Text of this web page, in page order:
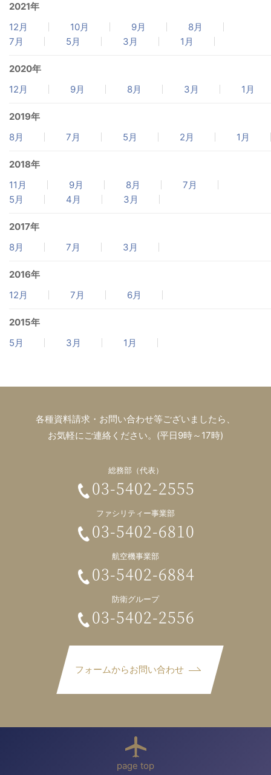
2021年
12月
10月 9月
8月
7月
5月 3月 1月
2020年
12月
9月 8月 3月 1月
2019年
8月
7月 5月 2月 1月
2018年
11月
9月 8月
7月
5月
4月 3月
2017年
8月
7月 3月
2016年
12月
7月 6月
2015年
5月
3月 1月
各種資料請求・お問い合わせ等ございましたら、
お気軽にご連絡ください。(平日9時～17時)
フォームからお問い合わせ
総務部（代表）
03-5402-2555
ファシリティー事業部
03-5402-6810
航空機事業部
03-5402-6884
防衛グループ
03-5402-2556
page top